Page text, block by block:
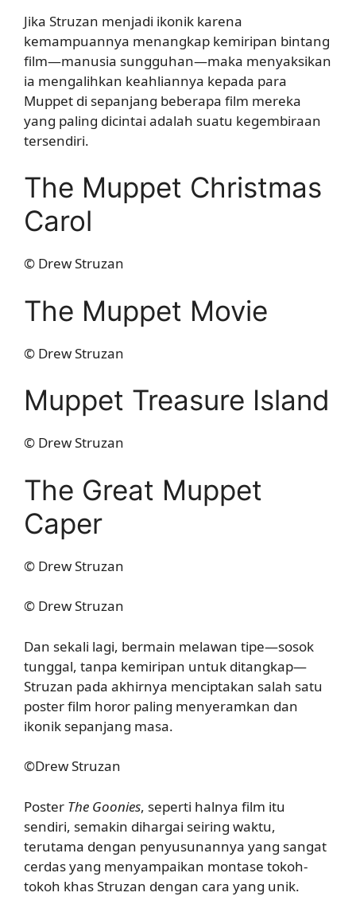
Jika Struzan menjadi ikonik karena
kemampuannya menangkap kemiripan bintang
film—manusia sungguhan—maka menyaksikan
ia mengalihkan keahliannya kepada para
Muppet di sepanjang beberapa film mereka
yang paling dicintai adalah suatu kegembiraan
tersendiri.
The Muppet Christmas
Carol
© Drew Struzan
The Muppet Movie
© Drew Struzan
Muppet Treasure Island
© Drew Struzan
The Great Muppet
Caper
© Drew Struzan
© Drew Struzan
Dan sekali lagi, bermain melawan tipe—sosok
tunggal, tanpa kemiripan untuk ditangkap—
Struzan pada akhirnya menciptakan salah satu
poster film horor paling menyeramkan dan
ikonik sepanjang masa.
©Drew Struzan
Poster The Goonies, seperti halnya film itu
sendiri, semakin dihargai seiring waktu,
terutama dengan penyusunannya yang sangat
cerdas yang menyampaikan montase tokoh-
tokoh khas Struzan dengan cara yang unik.